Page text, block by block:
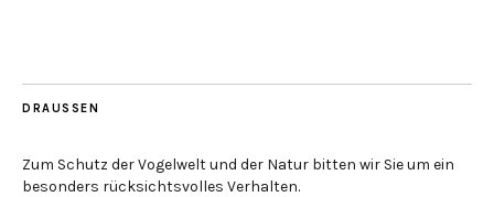
DRAUSSEN
Zum Schutz der Vogelwelt und der Natur bitten wir Sie um ein
besonders rücksichtsvolles Verhalten.